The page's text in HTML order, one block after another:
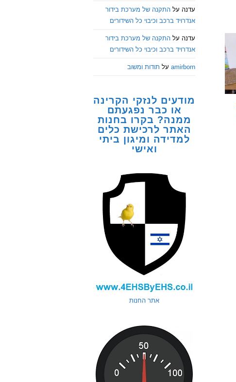
עדנה על התקנה של מערכת בידור
אנדרויד ברכב וכיבוי כל השידורים
עדנה על התקנה של מערכת בידור
אנדרויד ברכב וכיבוי כל השידורים
amirborn על תודות ומשוב
מודעים לנזקי הקרינה
או כבר נפגעתם
ממנה? בקרו בחנות
האתר לרכישת כלים
למדידה ומיגון ביתי
ואישי
אתר החנות